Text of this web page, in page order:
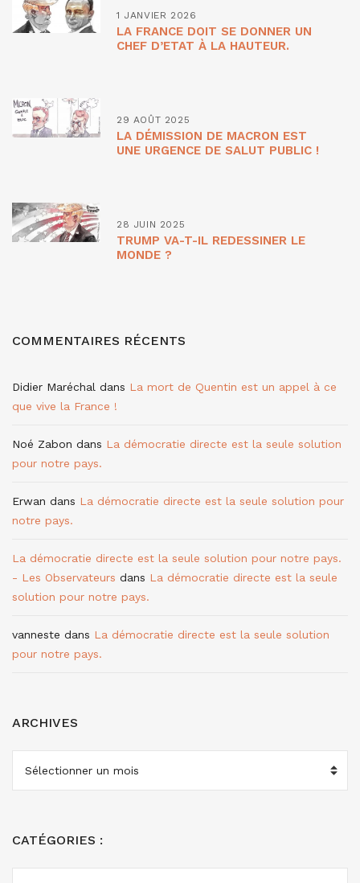
1 JANVIER 2026
LA FRANCE DOIT SE DONNER UN
CHEF D’ETAT À LA HAUTEUR.
29 AOÛT 2025
LA DÉMISSION DE MACRON EST
UNE URGENCE DE SALUT PUBLIC !
28 JUIN 2025
TRUMP VA-T-IL REDESSINER LE
MONDE ?
COMMENTAIRES RÉCENTS
Didier Maréchal dans La mort de Quentin est un appel à ce
que vive la France !
Noé Zabon dans La démocratie directe est la seule solution
pour notre pays.
Erwan dans La démocratie directe est la seule solution pour
notre pays.
La démocratie directe est la seule solution pour notre pays.
- Les Observateurs dans La démocratie directe est la seule
solution pour notre pays.
vanneste dans La démocratie directe est la seule solution
pour notre pays.
ARCHIVES
ARCHIVES
CATÉGORIES :
CATÉGORIES